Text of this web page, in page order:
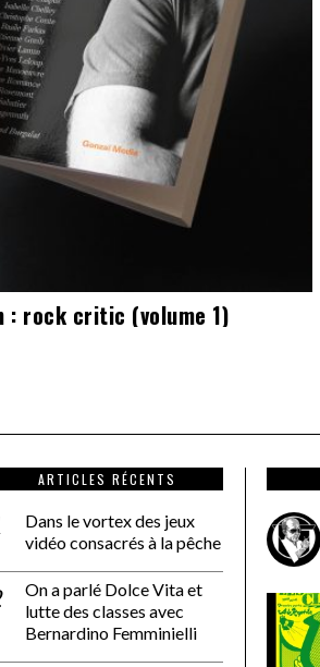
: rock critic (volume 1)
ARTICLES RÉCENTS
Dans le vortex des jeux
vidéo consacrés à la pêche
On a parlé Dolce Vita et
lutte des classes avec
Bernardino Femminielli